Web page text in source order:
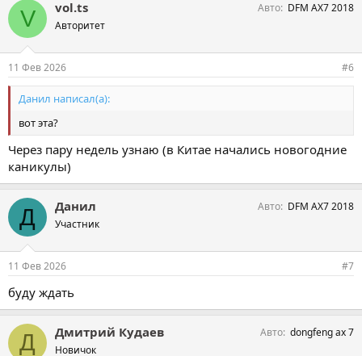
V vol.ts
Авторитет
Авто DFM AX7 2018
11 Фев 2026 #6
Данил написал(а):
вот эта?
Через пару недель узнаю (в Китае начались новогодние
каникулы)
Д Данил
Участник
Авто DFM AX7 2018
11 Фев 2026 #7
буду ждать
Д Дмитрий Кудаев
Новичок
Авто dongfeng ax 7